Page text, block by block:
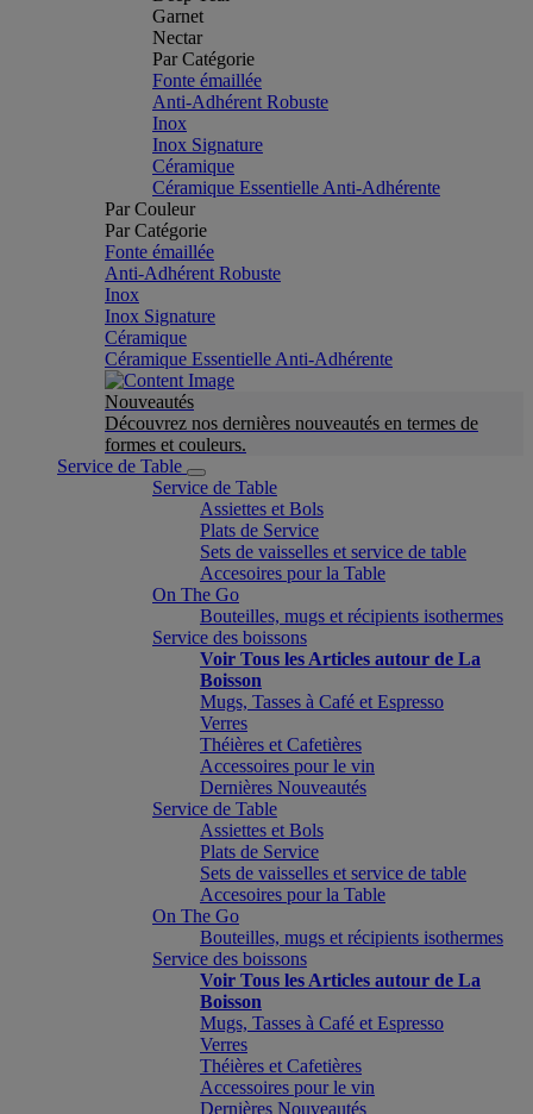
Garnet
Nectar
Par Catégorie
Fonte émaillée
Anti-Adhérent Robuste
Inox
Inox Signature
Céramique
Céramique Essentielle Anti-Adhérente
Par Couleur
Par Catégorie
Fonte émaillée
Anti-Adhérent Robuste
Inox
Inox Signature
Céramique
Céramique Essentielle Anti-Adhérente
Nouveautés
Découvrez nos dernières nouveautés en termes de
formes et couleurs.
Service de Table
Service de Table
Assiettes et Bols
Plats de Service
Sets de vaisselles et service de table
Accesoires pour la Table
On The Go
Bouteilles, mugs et récipients isothermes
Service des boissons
Voir Tous les Articles autour de La
Boisson
Mugs, Tasses à Café et Espresso
Verres
Théières et Cafetières
Accessoires pour le vin
Dernières Nouveautés
Service de Table
Assiettes et Bols
Plats de Service
Sets de vaisselles et service de table
Accesoires pour la Table
On The Go
Bouteilles, mugs et récipients isothermes
Service des boissons
Voir Tous les Articles autour de La
Boisson
Mugs, Tasses à Café et Espresso
Verres
Théières et Cafetières
Accessoires pour le vin
Dernières Nouveautés